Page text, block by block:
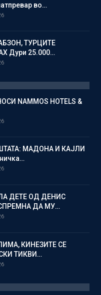
во…
ТУРЦИТЕ
Дури 25.000…
NAMMOS HOTELS &
МАДОНА И КАЈЛИ
ДЕТЕ ОД ДЕНИС
ДА МУ…
КИНЕЗИТЕ СЕ
ТИКВИ…